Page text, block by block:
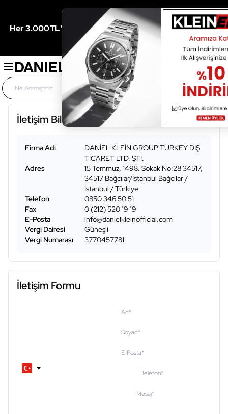
Her 3.000TL'ye 500TL Hediye İçin Son 0 / 04/ 03
İletişim Bilgileri
Firma Adı
DANİEL KLEİN GROUP TURKEY DIŞ
TİCARET LTD. ŞTİ.
Adres
15 Temmuz, 1498. Sokak No:28 34517,
34517 Bağcılar/İstanbul Bağcılar/
İstanbul /Türkiye
Telefon
0850 346 50 51
Fax
0 (212) 520 19 19
E-Posta
info@danielkleinofficial.com
Vergi Dairesi
Güneşli
Vergi Numarası
3770457781
İletişim Formu
Ad*
Soyad*
E-Posta*
Telefon*
Mesaj*